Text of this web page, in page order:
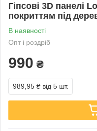
Гіпсові 3D панелі
покриттям під
В наявності
Опт і роздріб
990 ₴
989,95 ₴ від 5 шт.